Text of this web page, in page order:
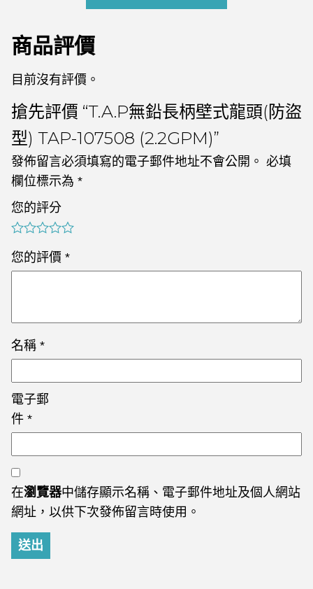
商品評價
目前沒有評價。
搶先評價 “T.A.P無鉛長柄壁式龍頭(防盜
型) TAP-107508 (2.2GPM)”
發佈留言必須填寫的電子郵件地址不會公開。 必填
欄位標示為 *
您的評分
您的評價 *
名稱 *
電子郵
件 *
在瀏覽器中儲存顯示名稱、電子郵件地址及個人網站
網址，以供下次發佈留言時使用。